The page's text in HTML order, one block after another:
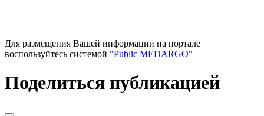
Для размещения Вашей информации на портале
воспользуйтесь системой "Public MEDARGO"
Поделиться публикацией